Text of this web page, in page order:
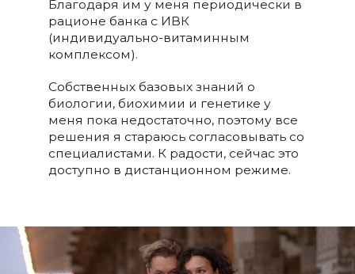
Благодаря им у меня периодически в
рационе банка с ИВК
(индивидуально-витаминным
комплексом).
Собственных базовых знаний о
биологии, биохимии и генетике у
меня пока недостаточно, поэтому все
решения я стараюсь согласовывать со
специалистами. К радости, сейчас это
доступно в дистанционном режиме.